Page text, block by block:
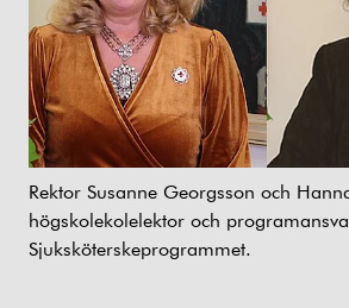
Rektor Susanne Georgsson och
högskolekolelektor och
Sjuksköterskeprogrammet.